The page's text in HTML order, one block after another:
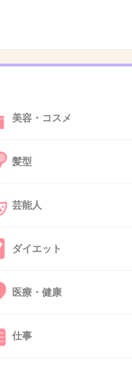
罪はない
はいきませんｗ
いまでですよ、
美容・コスメ
髪型
芸能人
ダイエット
医療・健康
仕事